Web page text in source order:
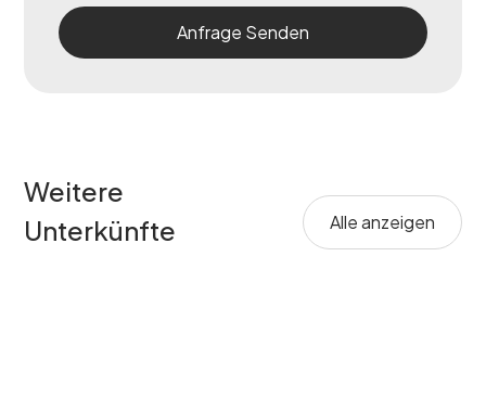
Weitere
Unterkünfte
Alle anzeigen